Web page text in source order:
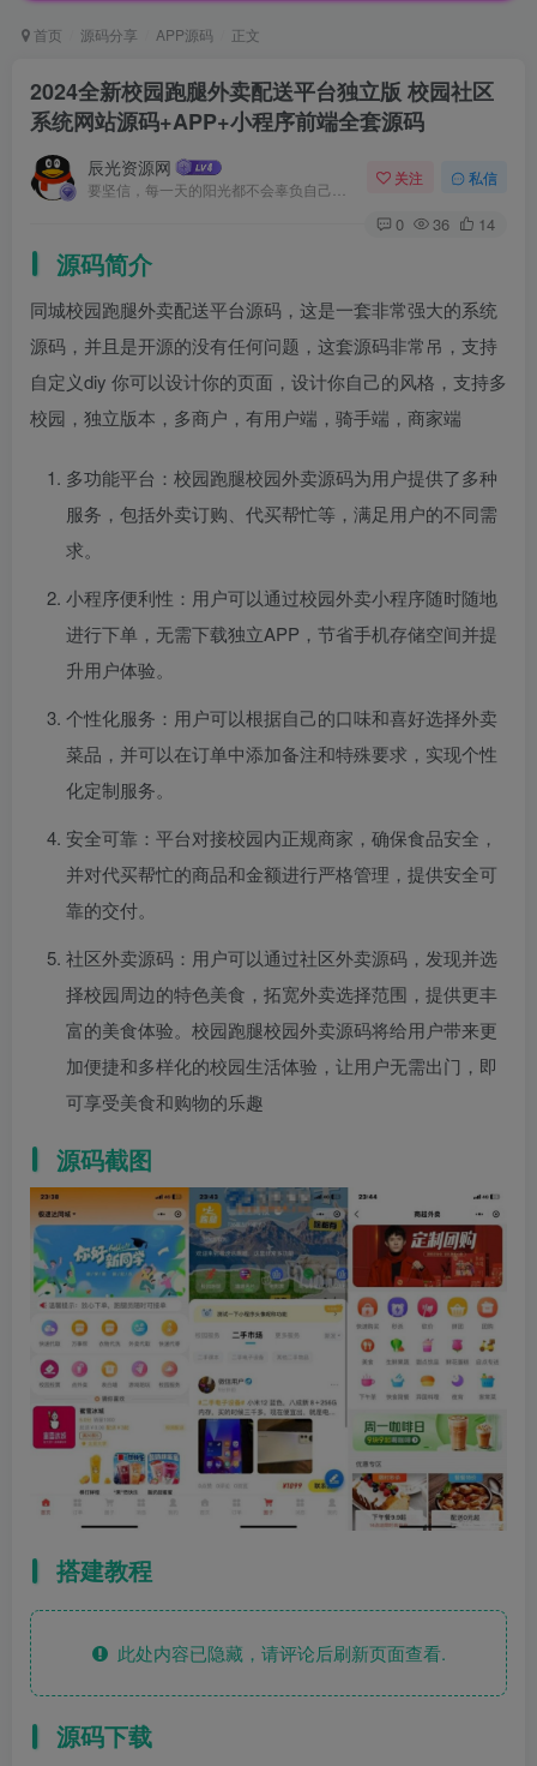
首页 源码分享 APP源码 正文
2024全新校园跑腿外卖配送平台独立版 校园社区
系统网站源码+APP+小程序前端全套源码
辰光资源网 关注 私信
0 36 14
源码简介
同城校园跑腿外卖配送平台源码，这是一套非常强大的系统
源码，并且是开源的没有任何问题，这套源码非常吊，支持
自定义diy 你可以设计你的页面，设计你自己的风格，支持多
校园，独立版本，多商户，有用户端，骑手端，商家端
多功能平台：校园跑腿校园外卖源码为用户提供了多种
服务，包括外卖订购、代买帮忙等，满足用户的不同需
求。
小程序便利性：用户可以通过校园外卖小程序随时随地
进行下单，无需下载独立APP，节省手机存储空间并提
升用户体验。
个性化服务：用户可以根据自己的口味和喜好选择外卖
菜品，并可以在订单中添加备注和特殊要求，实现个性
化定制服务。
安全可靠：平台对接校园内正规商家，确保食品安全，
并对代买帮忙的商品和金额进行严格管理，提供安全可
靠的交付。
社区外卖源码：用户可以通过社区外卖源码，发现并选
择校园周边的特色美食，拓宽外卖选择范围，提供更丰
富的美食体验。校园跑腿校园外卖源码将给用户带来更
加便捷和多样化的校园生活体验，让用户无需出门，即
可享受美食和购物的乐趣
源码截图
搭建教程
此处内容已隐藏，请评论后刷新页面查看.
源码下载